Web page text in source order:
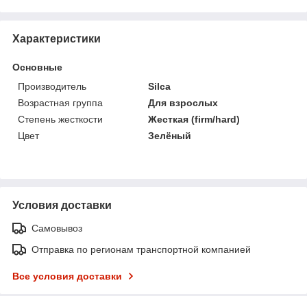
Характеристики
Основные
Производитель
Silca
Возрастная группа
Для взрослых
Степень жесткости
Жесткая (firm/hard)
Цвет
Зелёный
Условия доставки
Самовывоз
Отправка по регионам транспортной компанией
Все условия доставки